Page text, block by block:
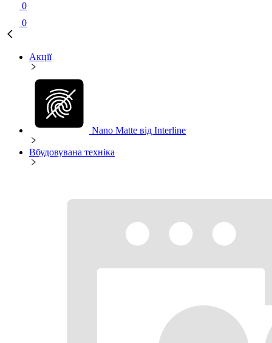
0
0
Акції
Nano Matte від Interline
Вбудовувана техніка